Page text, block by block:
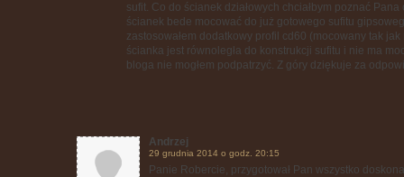
sufit. Co do ścianek działowych chciałbym poznać
ścianek bede mocować do już gotowego sufitu
zastosowałem dodatkowy profil cd60 (mocowany tak
ścianka jest równoległa do konstrukcji sufitu i nie ma
bloga nie mogłem podpatrzyć. Z góry dziękuje za
Andrzej
29 grudnia 2014 o godz. 20:15
Panie Robercie, przygotował Pan wszystko